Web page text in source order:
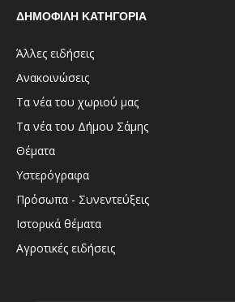
ΔΗΜΟΦΙΛΗ ΚΑΤΗΓΟΡΙΑ
Άλλες ειδήσεις
Ανακοινώσεις
Τα νέα του χωριού μας
Τα νέα του Δήμου Σάμης
Θέματα
Υστερόγραφα
Πρόσωπα - Συνεντεύξεις
Ιστορικά θέματα
Αγροτικές ειδήσεις